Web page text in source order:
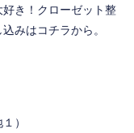
好き！クローゼット整
みはコチラから。
）